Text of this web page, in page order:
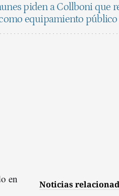
piden a Collboni que
equipamiento público
Noticias
en